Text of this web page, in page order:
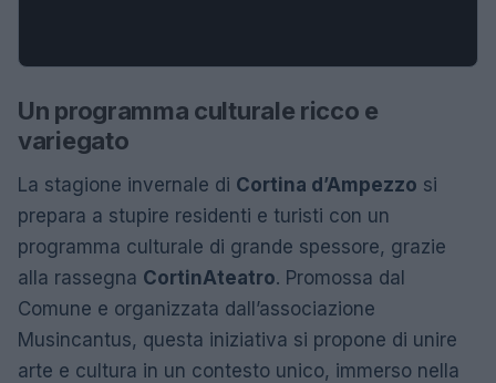
Un programma culturale ricco e
variegato
La stagione invernale di Cortina d’Ampezzo si
prepara a stupire residenti e turisti con un
programma culturale di grande spessore, grazie
alla rassegna CortinAteatro. Promossa dal
Comune e organizzata dall’associazione
Musincantus, questa iniziativa si propone di unire
arte e cultura in un contesto unico, immerso nella